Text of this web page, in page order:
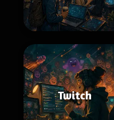
Twitch